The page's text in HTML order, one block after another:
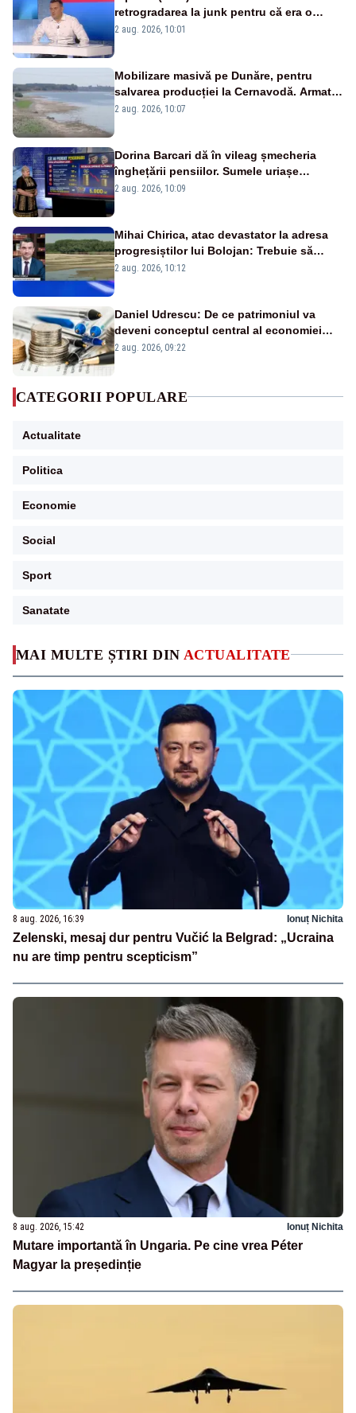
MAI MULTE ȘTIRI DIN ACTUALITATE
8 aug. 2026, 16:39 Ionuț Nichita
Zelenski, mesaj dur pentru Vučić la Belgrad: „Ucraina
nu are timp pentru scepticism”
8 aug. 2026, 15:42 Ionuț Nichita
Mutare importantă în Ungaria. Pe cine vrea Péter
Magyar la președinție
retrogradarea la junk pentru că era o
catastrofă pentru bănci și fondurile de
2 aug. 2026, 10:01
Mobilizare masivă pe Dunăre, pentru
salvarea producției la Cernavodă. Armata
va detona o stâncă și va devia apa
2 aug. 2026, 10:07
Dorina Barcari dă în vileag șmecheria
înghețării pensiilor. Sumele uriașe
pierdute de fiecare român
2 aug. 2026, 10:09
Mihai Chirica, atac devastator la adresa
progresiștilor lui Bolojan: Trebuie să
protejăm și natura, dar nu șținem omaneii
2 aug. 2026, 10:12
Daniel Udrescu: De ce patrimoniul va
deveni conceptul central al economiei
viitoare?
2 aug. 2026, 09:22
CATEGORII POPULARE
Actualitate
Politica
Economie
Social
Sport
Sanatate